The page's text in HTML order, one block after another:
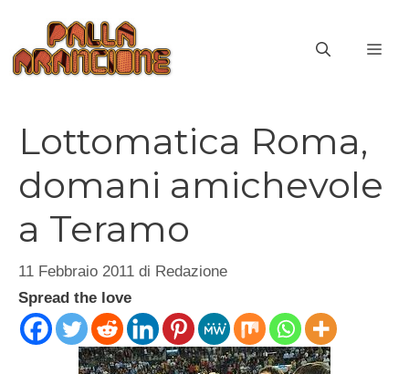
contenuto
Lottomatica Roma,
domani amichevole
a Teramo
11 Febbraio 2011 di Redazione
Spread the love